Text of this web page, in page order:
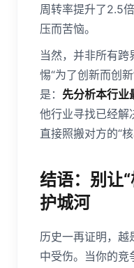
周转率提升了2.5
压而苦恼。
当然，并非所有
惕“为了创新而创
是： 先分析本行业
他行业寻找已经解
直接照搬对方的“核
结语：别让
护城河
历史一再证明，越
中受伤。当你的竞